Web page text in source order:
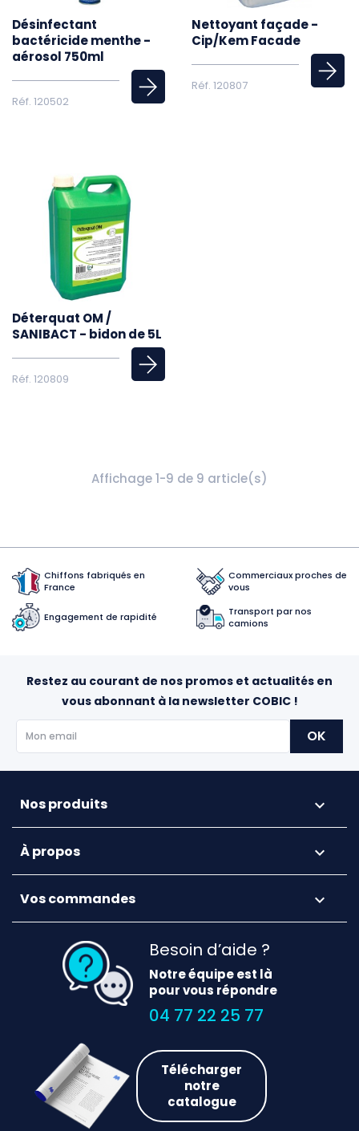
Désinfectant
bactéricide menthe -
aérosol 750ml
Réf. 120502
Nettoyant façade -
Cip/Kem Facade
Réf. 120807
Déterquat OM /
SANIBACT - bidon de 5L
Réf. 120809
Affichage 1-9 de 9 article(s)
Chiffons fabriqués en
France
Commerciaux proches de
vous
Engagement de rapidité
Transport par nos
camions
Restez au courant de nos promos et actualités en
vous abonnant à la newsletter COBIC !
Nos produits 
À propos 
Vos commandes 
Besoin d’aide ?
Notre équipe est là
pour vous répondre
04 77 22 25 77
Télécharger
notre
catalogue